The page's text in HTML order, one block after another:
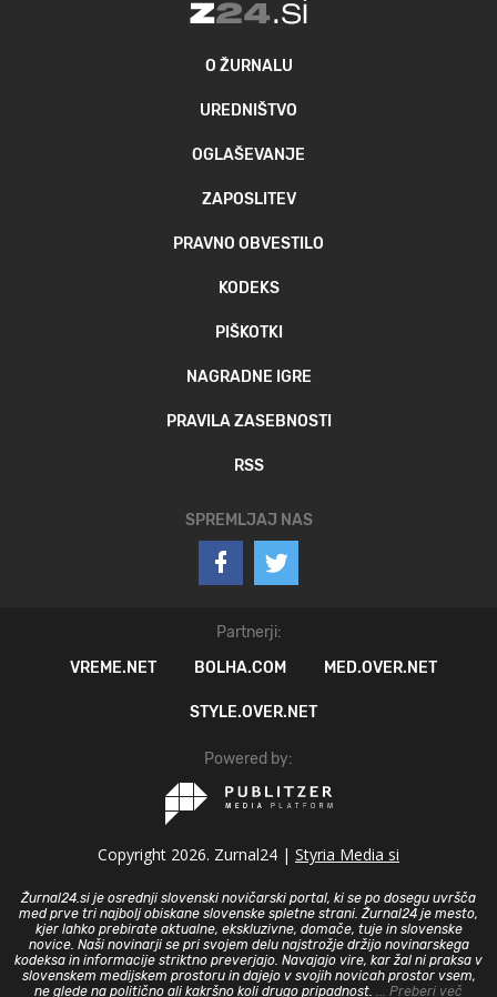
O ŽURNALU
UREDNIŠTVO
OGLAŠEVANJE
ZAPOSLITEV
PRAVNO OBVESTILO
KODEKS
PIŠKOTKI
NAGRADNE IGRE
PRAVILA ZASEBNOSTI
RSS
SPREMLJAJ NAS
Partnerji:
VREME.NET
BOLHA.COM MED.OVER.NET
STYLE.OVER.NET
Powered by:
Copyright 2026. Zurnal24 | Styria Media si
Žurnal24.si je osrednji slovenski novičarski portal, ki se po dosegu uvršča
med prve tri najbolj obiskane slovenske spletne strani. Žurnal24 je mesto,
kjer lahko prebirate aktualne, ekskluzivne, domače, tuje in slovenske
novice. Naši novinarji se pri svojem delu najstrožje držijo novinarskega
kodeksa in informacije striktno preverjajo. Navajajo vire, kar žal ni praksa v
slovenskem medijskem prostoru in dajejo v svojih novicah prostor vsem,
ne glede na politično ali kakršno koli drugo pripadnost. ... Preberi več